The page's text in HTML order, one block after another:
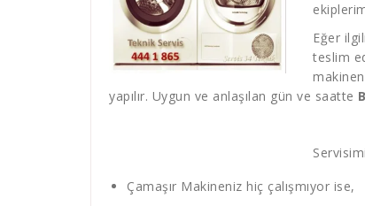
Eğer
teslim
yapılır. Uygun ve anlaşılan gün ve saatte
Çamaşır Makineniz hiç çalışmıyor ise,